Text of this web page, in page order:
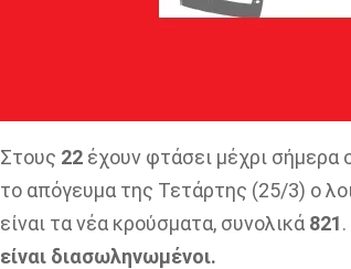
Στους 22 έχουν φτάσει μέχρι σήμερα
το απόγευμα της Τετάρτης (25/3) ο
είναι τα νέα κρούσματα, συνολικά 821
είναι διασωληνωμένοι.